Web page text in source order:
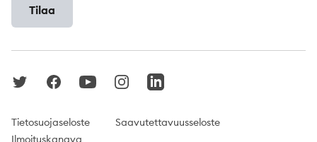
Tilaa
Twitter FacebookYouTubeInstagramLinkedIn
Tietosuojaseloste
Saavutettavuusseloste
Ilmoituskanava